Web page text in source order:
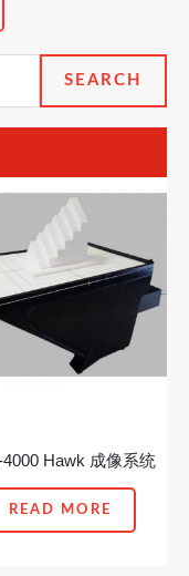
SEARCH
4000 Hawk 成像系统
READ MORE